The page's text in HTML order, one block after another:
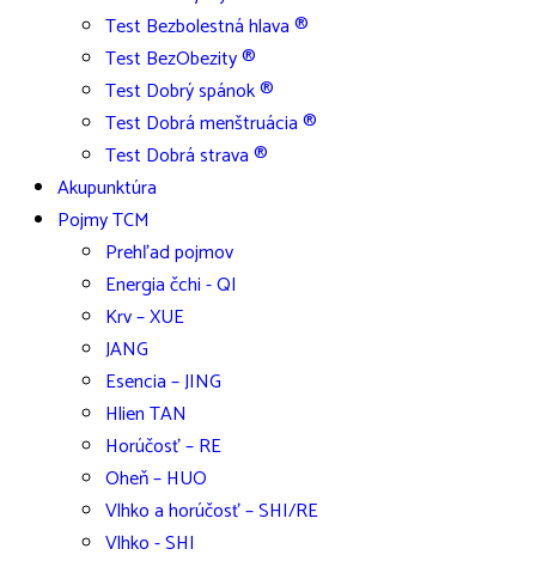
Test Bezbolestná hlava ®
Test BezObezity ®
Test Dobrý spánok ®
Test Dobrá menštruácia ®
Test Dobrá strava ®
Akupunktúra
Pojmy TCM
Prehľad pojmov
Energia čchi - QI
Krv – XUE
JANG
Esencia – JING
Hlien TAN
Horúčosť – RE
Oheň – HUO
Vlhko a horúčosť – SHI/RE
Vlhko - SHI